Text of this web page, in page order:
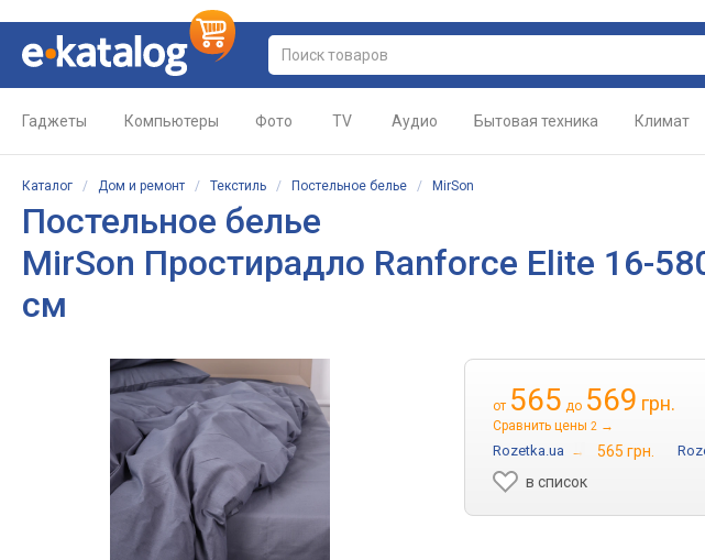
Гаджеты Компьютеры Фото TV Аудио Бытовая техника Климат
Каталог / Дом и ремонт / Текстиль / Постельное белье / MirSon
Постельное белье
MirSon Простирадло Ranforce Elite 16-
см
от 565 до 569 грн.
Сравнить цены 2 →
Rozetka.ua → 565 грн.
в список